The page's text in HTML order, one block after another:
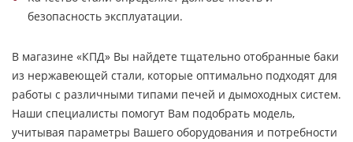
безопасность эксплуатации.
В магазине «КПД» Вы найдете тщательно отобранные баки
из нержавеющей стали, которые оптимально подходят для
работы с различными типами печей и дымоходных систем.
Наши специалисты помогут Вам подобрать модель,
учитывая параметры Вашего оборудования и потребности